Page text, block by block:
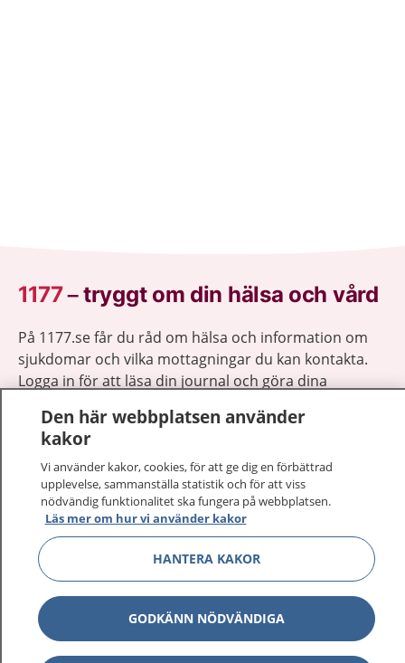
1177–tryggt om din hälsa och vård
På 1177.se får du råd om hälsa och information om
sjukdomar och vilka mottagningar du kan kontakta.
Logga in för att läsa din journal och göra dina
sjukvårdsrådgivning dygnet runt.
1177 ger dig råd när du vill må bättre.
1177 på flera språk Visa
Om 1177 Visa
Visa
Den här webbplatsen använder
kakor
Vi använder kakor, cookies, för att ge dig en förbättrad
upplevelse, sammanställa statistik och för att viss
nödvändig funktionalitet ska fungera på webbplatsen.
Läs mer om hur vi använder kakor
HANTERA KAKOR
GODKÄNN NÖDVÄNDIGA